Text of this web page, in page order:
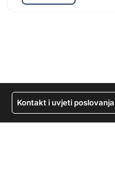
Kontakt i uvjeti poslovanja